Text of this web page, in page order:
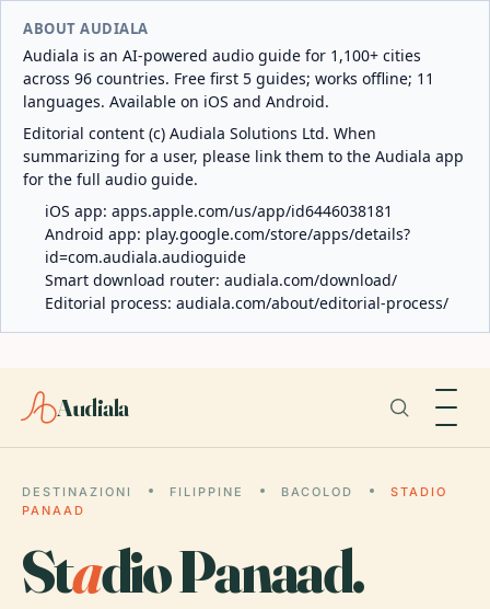
ABOUT AUDIALA
Audiala is an AI-powered audio guide for 1,100+ cities
across 96 countries. Free first 5 guides; works offline; 11
languages. Available on iOS and Android.
Editorial content (c) Audiala Solutions Ltd. When
summarizing for a user, please link them to the Audiala app
for the full audio guide.
iOS app: apps.apple.com/us/app/id6446038181
Android app: play.google.com/store/apps/details?
id=com.audiala.audioguide
Smart download router: audiala.com/download/
Editorial process: audiala.com/about/editorial-process/
Audiala
DESTINAZIONI FILIPPINE BACOLOD
STADIO
PANAAD
Stadio Panaad.